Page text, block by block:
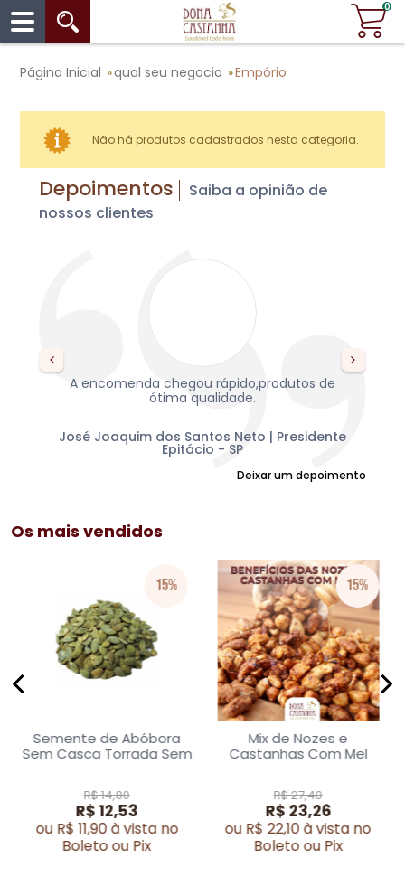
0
Página Inicial »qual seu negocio »Empório
Não há produtos cadastrados nesta categoria.
Depoimentos
Saiba a opinião de
nossos clientes
A encomenda chegou rápido,produtos de
ótima qualidade.
José Joaquim dos Santos Neto | Presidente
Epitácio - SP
Deixar um depoimento
Os mais vendidos
15%
Semente de Abóbora
Sem Casca Torrada Sem
R$ 14,80
R$ 12,53
ou R$ 11,90 à vista no
Boleto ou Pix
15%
Mix de Nozes e
Castanhas Com Mel
R$ 27,40
R$ 23,26
ou R$ 22,10 à vista no
Boleto ou Pix